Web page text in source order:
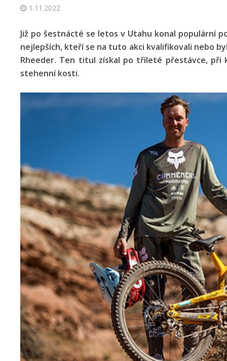
1.11.2022
Již po šestnácté se letos v Utahu konal populární
nejlepších, kteří se na tuto akci kvalifikovali nebo
Rheeder. Ten titul získal po tříleté přestávce,
stehenní kosti.